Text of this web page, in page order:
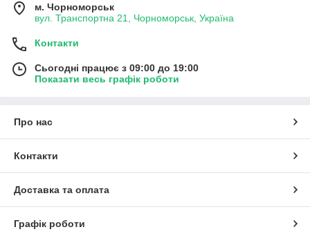
м. Чорноморськ
вул. Транспортна 21, Чорноморськ, Україна
Контакти
Сьогодні працює з 09:00 до 19:00
Показати весь графік роботи
Про нас
Контакти
Доставка та оплата
Графік роботи